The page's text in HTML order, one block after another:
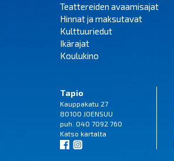
Teattereiden avaamisajat
Hinnat ja maksutavat
Kulttuuriedut
Ikärajat
Koulukino
Tapio
Kauppakatu 27
80100 JOENSUU
puh. 040 7092 760
Katso kartalta